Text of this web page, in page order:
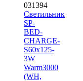
031394
Светильник
SP-
BED-
CHARGE-
S60x125-
3W
Warm3000
(WH,